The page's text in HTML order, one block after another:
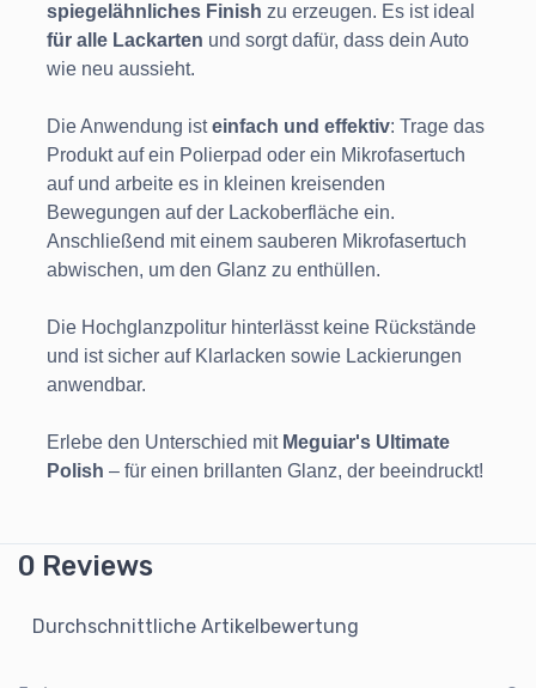
spiegelähnliches Finish zu erzeugen. Es ist ideal
für alle Lackarten und sorgt dafür, dass dein Auto
wie neu aussieht.
Die Anwendung isteinfach und effektiv: Trage das
Produkt auf ein Polierpad oder ein Mikrofasertuch
auf und arbeite es in kleinen kreisenden
Bewegungen auf der Lackoberfläche ein.
Anschließend mit einem sauberen Mikrofasertuch
abwischen, um den Glanz zu enthüllen.
Die Hochglanzpolitur hinterlässt keine Rückstände
und ist sicher auf Klarlacken sowie Lackierungen
anwendbar.
Erlebe den Unterschied mit Meguiar's Ultimate
Polish – für einen brillanten Glanz, der beeindruckt!
0 Reviews
Durchschnittliche Artikelbewertung